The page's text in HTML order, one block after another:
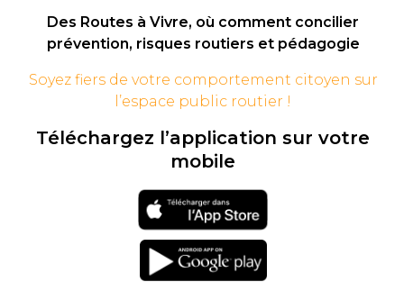
Des Routes à Vivre, où comment concilier
prévention, risques routiers et pédagogie
Soyez fiers de votre comportement citoyen sur
l’espace public routier !
Téléchargez l’application sur votre
mobile
Téléchargement
sur l'app store
Téléchargement
sur google play